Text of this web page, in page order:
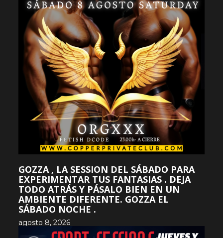
GOZZA , LA SESSION DEL SÁBADO PARA
EXPERIMENTAR TUS FANTASIAS . DEJA
TODO ATRÁS Y PÁSALO BIEN EN UN
AMBIENTE DIFERENTE. GOZZA EL
SÁBADO NOCHE .
agosto 8, 2026